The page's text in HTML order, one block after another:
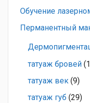
Обучение
Перманентный
татуаж бровей
татуаж век (9)
татуаж губ (29)